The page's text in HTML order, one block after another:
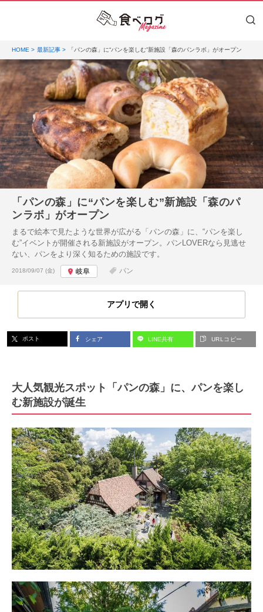
HOME 最新記事 「パンの森」に“パンを楽しむ”新施設「森のパンラボ」がオープン
「パンの森」に“パンを楽しむ”新施設「森のパ
ンラボ」がオープン
まるで絵本で見たような世界が広がる「パンの森」に、“パンを楽し
む”イベントが開催される新施設がオープン。パンLOVERなら見逃せ
ない、パンをより深く知るための施設です。
投稿日:
2018/09/07 (金) 岐阜 パン
アプリで開く
ポスト シェア LINE共有 URLコピー
大人気観光スポット「パンの森」に、パンを楽し
む新施設が誕生